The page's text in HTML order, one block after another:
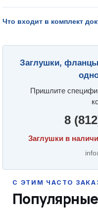
Что входит в комплект
Заглушки,
Пришлите
8
Заглушки в